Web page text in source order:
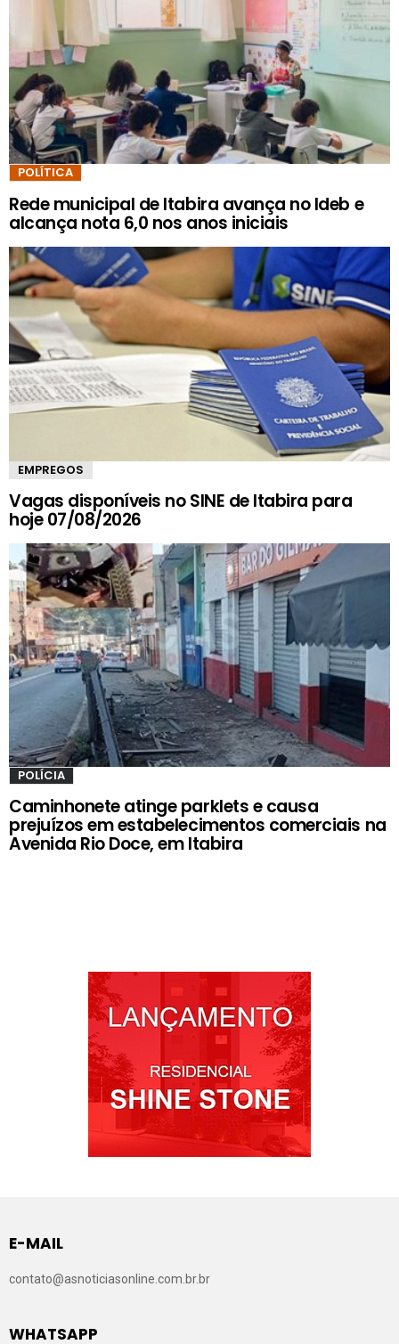
POLÍTICA
Rede municipal de Itabira avança no Ideb e
alcança nota 6,0 nos anos iniciais
EMPREGOS
Vagas disponíveis no SINE de Itabira para
hoje 07/08/2026
POLÍCIA
Caminhonete atinge parklets e causa
prejuízos em estabelecimentos comerciais na
Avenida Rio Doce, em Itabira
E-MAIL
contato@asnoticiasonline.com.br.br
WHATSAPP